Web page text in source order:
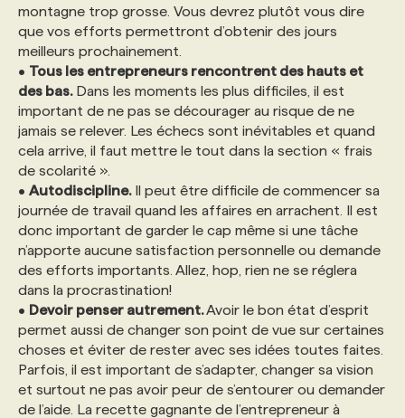
montagne trop grosse. Vous devrez plutôt vous dire
que vos efforts permettront d’obtenir des jours
meilleurs prochainement.
• Tous les entrepreneurs rencontrent des hauts et
des bas.Dans les moments les plus difficiles, il est
important de ne pas se décourager au risque de ne
jamais se relever. Les échecs sont inévitables et quand
cela arrive, il faut mettre le tout dans la section « frais
de scolarité ».
• Autodiscipline.Il peut être difficile de commencer sa
journée de travail quand les affaires en arrachent. Il est
donc important de garder le cap même si une tâche
n’apporte aucune satisfaction personnelle ou demande
des efforts importants. Allez, hop, rien ne se réglera
dans la procrastination!
• Devoir penser autrement.Avoir le bon état d’esprit
permet aussi de changer son point de vue sur certaines
choses et éviter de rester avec ses idées toutes faites.
Parfois, il est important de s’adapter, changer sa vision
et surtout ne pas avoir peur de s’entourer ou demander
de l’aide. La recette gagnante de l’entrepreneur à